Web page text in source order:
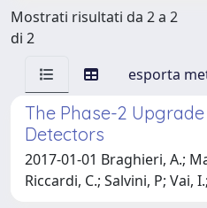
Mostrati risultati da 2 a 2
di 2
esporta
The Phase-2
Detectors
2017-01-01 Braghieri, A.;
Riccardi, C.; Salvini, P; Vai,